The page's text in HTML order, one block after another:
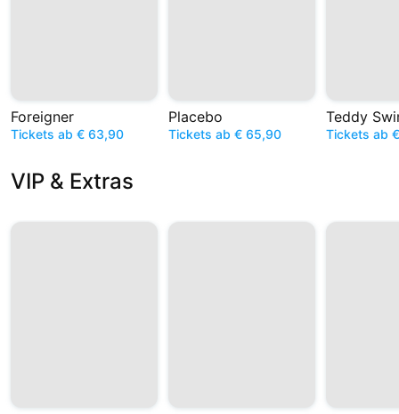
Foreigner
Tickets ab € 63,90
Placebo
Tickets ab € 65,90
Teddy
Tickets ab
VIP & Extras